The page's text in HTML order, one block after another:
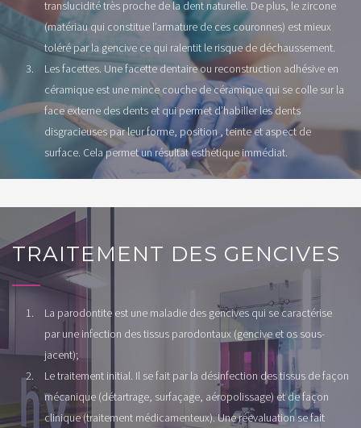
translucidité très proche de la dent naturelle. De plus, le zircone
(matériau qui constitue l’armature de ces couronnes) est mieux
toléré par la gencive ce qui ralentit le risque de déchaussement.
Les facettes. Une facette dentaire ou reconstruction adhésive en
céramique est une mince couche de céramique qui se colle sur la
face externe des dents et qui permet d’habiller les dents
disgracieuses par leur forme, position , teinte et aspect de
surface. Cela permet un résultat esthétique immédiat.
TRAITEMENT DES GENCIVES
La parodontite est une maladie des gencives qui se caractérise
par une infection des tissus parodontaux (gencive et os sous-
jacent);
Le traitement initial. Il se fait par la désinfection des tissus de façon
mécanique (détartrage, surfaçage, aéropolissage) et de façon
clinique (traitement médicamenteux). Une réevaluation se fait